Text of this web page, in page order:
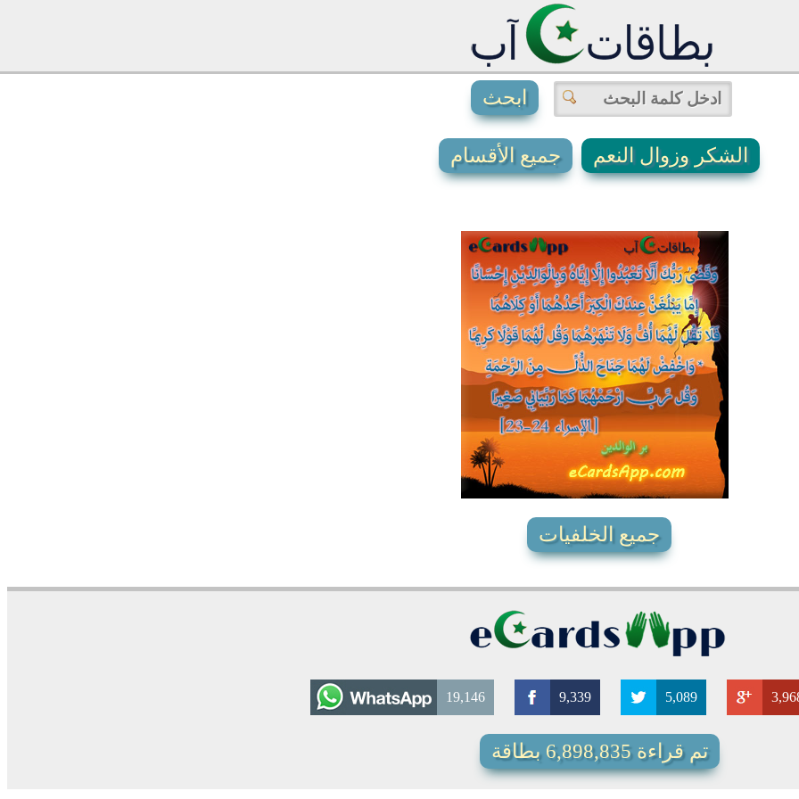
الشكر وزوال النعم جميع الأقسام
0
3
11849
0
جميع الخلفيات
5,089
9,339
19,146
تم قراءة 6,898,835 بطاقة